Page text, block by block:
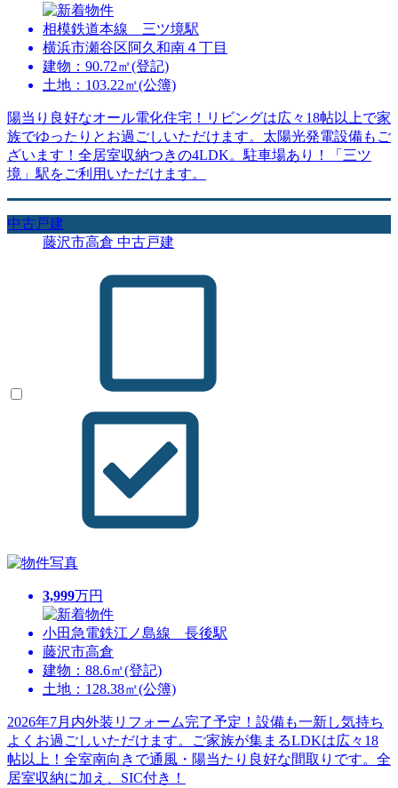
相模鉄道本線 三ツ境駅
横浜市瀬谷区阿久和南４丁目
建物：90.72㎡(登記)
土地：103.22㎡(公簿)
陽当り良好なオール電化住宅！リビングは広々18帖以上で家
族でゆったりとお過ごしいただけます。太陽光発電設備もご
ざいます！全居室収納つきの4LDK。駐車場あり！「三ツ
境」駅をご利用いただけます。
中古戸建
藤沢市高倉 中古戸建
3,999万円
小田急電鉄江ノ島線 長後駅
藤沢市高倉
建物：88.6㎡(登記)
土地：128.38㎡(公簿)
2026年7月内外装リフォーム完了予定！設備も一新し気持ち
よくお過ごしいただけます。ご家族が集まるLDKは広々18
帖以上！全室南向きで通風・陽当たり良好な間取りです。全
居室収納に加え、SIC付き！